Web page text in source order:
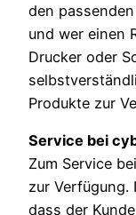
den
und wer einen
Drucker oder
Produkte zur
Service bei
Zum Service
zur Verfügung.
dass der